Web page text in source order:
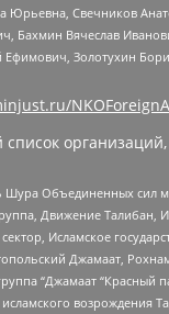
Юрьевна, Свечников
Бахмин Вячеслав
Ефимович, Золотухин
Объединенных сил
Движение Талибан,
Исламское
Джамаат,
“Джамаат
возрождения